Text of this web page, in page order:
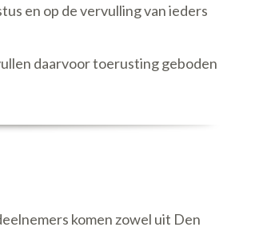
en op de vervulling van ieders
daarvoor toerusting geboden
komen zowel uit Den